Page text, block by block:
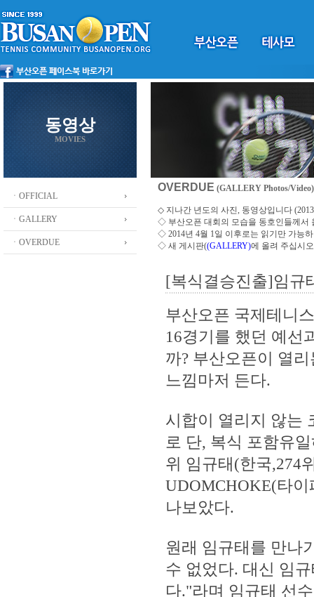
동영상
MOVIES
ㆍOFFICIAL
ㆍGALLERY
ㆍOVERDUE
OVERDUE (GALLERY Photos/Video)
◇ 지나간 년도의 사진, 동영상입니다
◇ 부산오픈 대회의 모습을 동호인들께서
◇ 2014년 4월 1일 이후로는 읽기만 가능
◇ 새 게시판((GALLERY)에 올려 주십시오
[복식결승진출]임규
부산오픈 국제테니
16경기를 했던 예선
까? 부산오픈이 열
느낌마저 든다.
시합이 열리지 않는
로 단, 복식 포함유
위 임규태(한국,274
UDOMCHOKE(타
나보았다.
원래 임규태를 만나
수 없었다. 대신 임
다."라며 임규태 선